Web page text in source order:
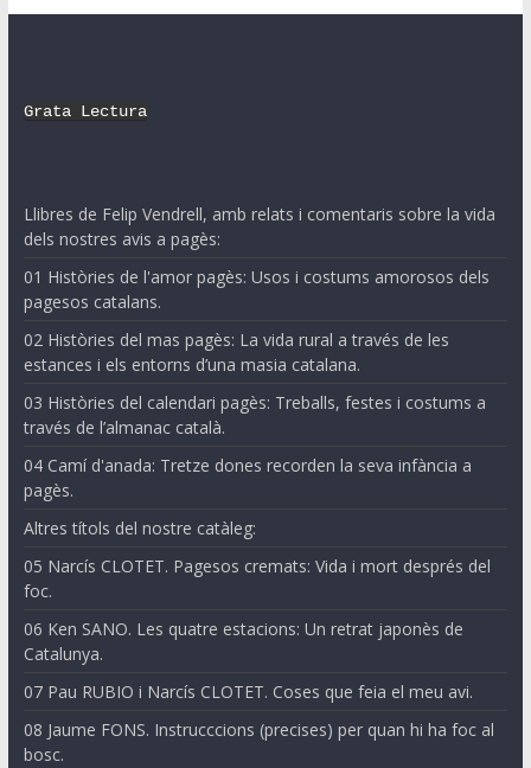
Grata Lectura
Llibres de Felip Vendrell, amb relats i comentaris sobre la vida
dels nostres avis a pagès:
01 Històries de l'amor pagès: Usos i costums amorosos dels
pagesos catalans.
02 Històries del mas pagès: La vida rural a través de les
estances i els entorns d’una masia catalana.
03 Històries del calendari pagès: Treballs, festes i costums a
través de l’almanac català.
04 Camí d'anada: Tretze dones recorden la seva infància a
pagès.
Altres títols del nostre catàleg:
05 Narcís CLOTET. Pagesos cremats: Vida i mort després del
foc.
06 Ken SANO. Les quatre estacions: Un retrat japonès de
Catalunya.
07 Pau RUBIO i Narcís CLOTET. Coses que feia el meu avi.
08 Jaume FONS. Instrucccions (precises) per quan hi ha foc al
bosc.